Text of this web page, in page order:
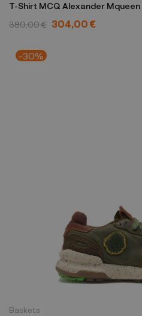
T-Shirt MCQ Alexander Mqueen
380,00 € 304,00 €
-30%
Baskets